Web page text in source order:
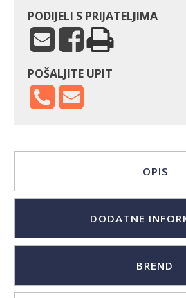
PODIJELI S PRIJATELJIMA
POŠALJITE UPIT
OPIS
DODATNE
BREND